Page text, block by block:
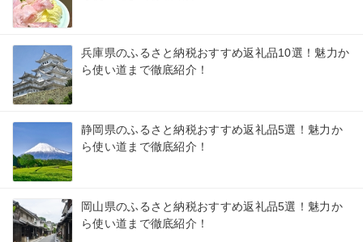
兵庫県のふるさと納税おすすめ返礼品10選！魅力か
ら使い道まで徹底紹介！
静岡県のふるさと納税おすすめ返礼品5選！魅力か
ら使い道まで徹底紹介！
岡山県のふるさと納税おすすめ返礼品5選！魅力か
ら使い道まで徹底紹介！